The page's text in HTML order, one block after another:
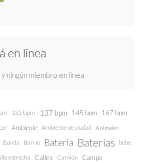
en linea
ningún miembro en línea
135 bpm 137 bpm 145 bpm 167 bpm
Ambiente Ambiente de ciudad Animales
Banda Barrio Bateria Baterías bebe
estrecha Calles Camión Campo